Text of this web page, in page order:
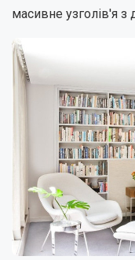
масивне узголів'я з